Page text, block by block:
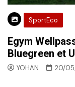
SportEco
Egym
Bluegreen et
YOHAN 20/